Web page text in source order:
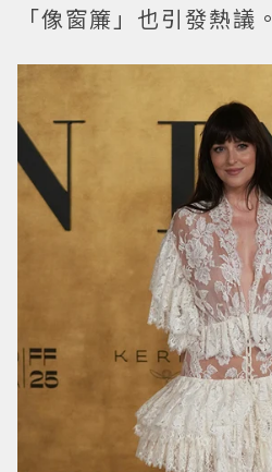
「像窗簾」也引發熱議。